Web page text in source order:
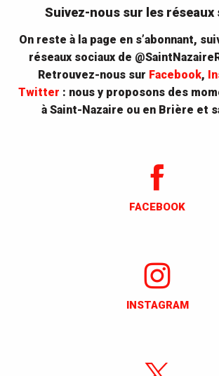
Suivez-nous sur les réseaux
On reste à la page en s’abonnant,
réseaux sociaux de
Retrouvez-nous sur Facebook,
Twitter : nous y proposons des
à Saint-Nazaire ou en Brière et
FACEBOOK
INSTAGRAM